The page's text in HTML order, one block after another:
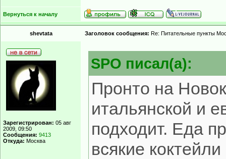
Вернуться к началу
shevtata Заголовок сообщения: Re: Питательные пункты
Зарегистрирован: 05 авг
2009, 09:50
Сообщения: 9413
Откуда: Москва
SPO писал(а):
Пронто на
итальянской и
подходит. Еда
всякие